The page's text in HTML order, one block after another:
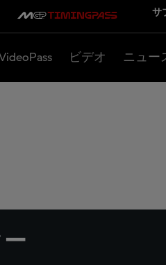
サ
ビデオ ニュー